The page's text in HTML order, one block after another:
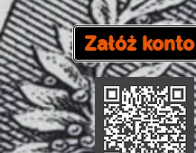
Załóż konto